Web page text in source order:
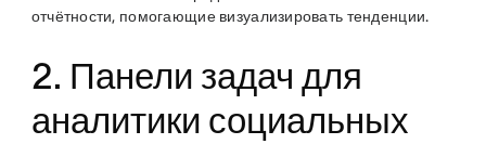
отчётности, помогающие визуализировать тенденции.
2. Панели задач для
аналитики социальных